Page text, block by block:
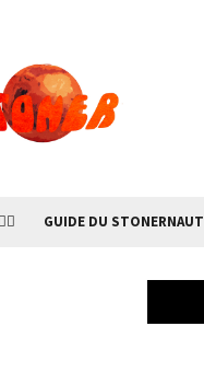
GUIDE DU